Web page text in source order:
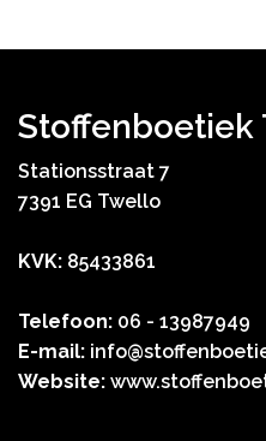
Stoffenboetiek
Stationsstraat 7
7391 EG Twello
KVK: 85433861
Telefoon: 06 - 13987949
E-mail:
Website: